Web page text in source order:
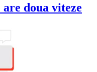
doua viteze